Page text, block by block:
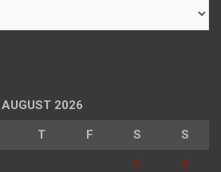
AUGUST 2026
T F S S
1 2